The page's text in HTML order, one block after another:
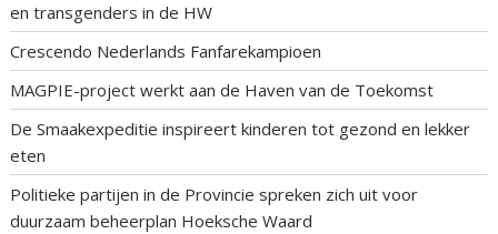
en transgenders in de HW
Crescendo Nederlands Fanfarekampioen
MAGPIE-project werkt aan de Haven van de Toekomst
De Smaakexpeditie inspireert kinderen tot gezond en lekker
eten
Politieke partijen in de Provincie spreken zich uit voor
duurzaam beheerplan Hoeksche Waard